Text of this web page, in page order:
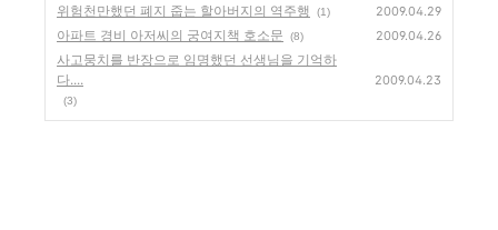
위험천만했던 폐지 줍는 할아버지의 역주행 (1) 2009.04.29
아파트 경비 아저씨의 궁여지책 호소문 (8) 2009.04.26
사고뭉치를 반장으로 임명했던 선생님을 기억하
다....
(3)
2009.04.23